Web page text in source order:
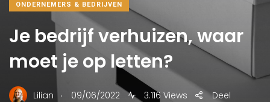
ONDERNEMERS & BEDRIJVEN
Je bedrijf verhuizen, waar
moet je op letten?
Lilian . 09/06/2022 3.116 Views Deel